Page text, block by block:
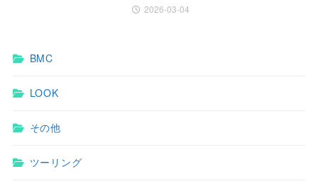
2026-03-04
BMC
LOOK
その他
ツーリング